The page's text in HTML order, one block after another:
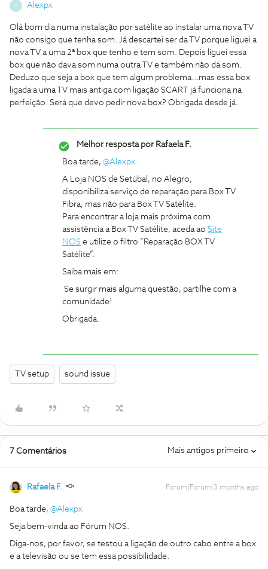
A Alexpx
Olá bom dia numa instalação por satélite ao instalar uma nova TV
não consigo que tenha som. Já descartei ser da TV porque liguei a
nova TV a uma 2ª box que tenho e tem som. Depois liguei essa
box que não dava som numa outra TV e também não dá som.
Deduzo que seja a box que tem algum problema...mas essa box
ligada a uma TV mais antiga com ligação SCART já funciona na
perfeição. Será que devo pedir nova box? Obrigada desde já.
Melhor resposta porRafaela F.
Boa tarde, ​ @Alexpx
A Loja NOS de Setúbal, no Alegro,
disponibiliza serviço de reparação para Box TV
Fibra, mas não para Box TV Satélite.
Para encontrar a loja mais próxima com
assistência a Box TV Satélite, aceda ao Site
NOS e utilize o filtro “Reparação BOX TV
Satélite”.
Saiba mais em:
Se surgir mais alguma questão, partilhe com a
comunidade!
Obrigada.
TV setup sound issue
7 Comentários Mais antigos primeiro
Rafaela F. Forum|Forum|3 months ago
Boa tarde, ​ @Alexpx
Seja bem-vinda ao Fórum NOS.
Diga-nos, por favor, se testou a ligação de outro cabo entre a box
e a televisão ou se tem essa possibilidade.